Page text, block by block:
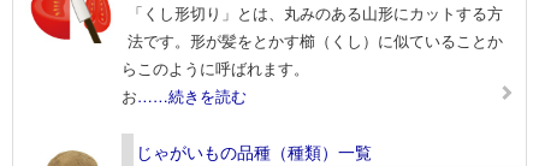
「くし形切り」とは、丸みのある山形にカットする方
法です。形が髪をとかす櫛（くし）に似ていることか
らこのように呼ばれます。
お……続きを読む
じゃがいもの品種（種類）一覧